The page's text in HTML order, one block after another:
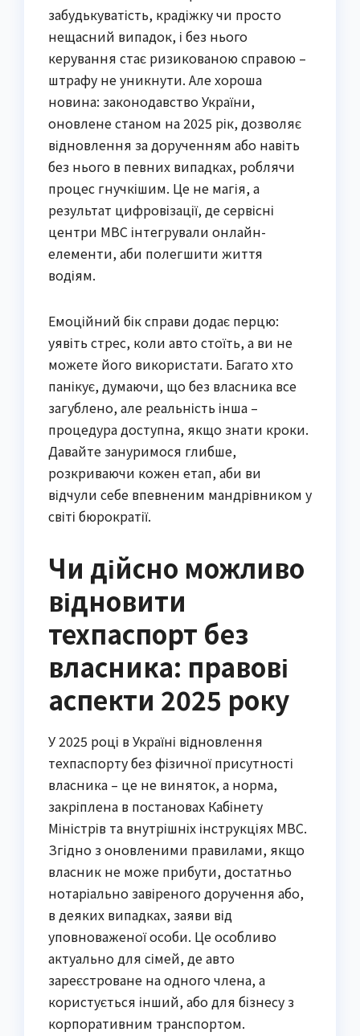
забудькуватість, крадіжку чи просто
нещасний випадок, і без нього
керування стає ризикованою справою –
штрафу не уникнути. Але хороша
новина: законодавство України,
оновлене станом на 2025 рік, дозволяє
відновлення за дорученням або навіть
без нього в певних випадках, роблячи
процес гнучкішим. Це не магія, а
результат цифровізації, де сервісні
центри МВС інтегрували онлайн-
елементи, аби полегшити життя
водіям.
Емоційний бік справи додає перцю:
уявіть стрес, коли авто стоїть, а ви не
можете його використати. Багато хто
панікує, думаючи, що без власника все
загублено, але реальність інша –
процедура доступна, якщо знати кроки.
Давайте зануримося глибше,
розкриваючи кожен етап, аби ви
відчули себе впевненим мандрівником у
світі бюрократії.
Чи дійсно можливо
відновити
техпаспорт без
власника: правові
аспекти 2025 року
У 2025 році в Україні відновлення
техпаспорту без фізичної присутності
власника – це не виняток, а норма,
закріплена в постановах Кабінету
Міністрів та внутрішніх інструкціях МВС.
Згідно з оновленими правилами, якщо
власник не може прибути, достатньо
нотаріально завіреного доручення або,
в деяких випадках, заяви від
уповноваженої особи. Це особливо
актуально для сімей, де авто
зареєстроване на одного члена, а
користується інший, або для бізнесу з
корпоративним транспортом.